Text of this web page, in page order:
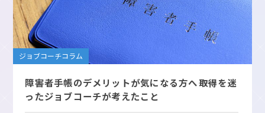
ジョブコーチコラム
障害者手帳のデメリットが気になる方へ――取得を迷
ったジョブコーチが考えたこと